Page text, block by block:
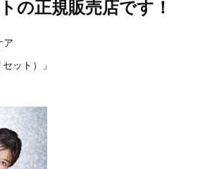
の正規販売店です！
ア
ット）」